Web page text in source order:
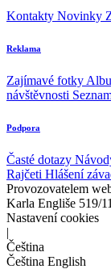
Kontakty Novinky
Reklama
Zajímavé fotky
návštěvnosti
Podpora
Časté dotazy
Rajčeti Hlášení
Provozovatelem
Karla Engliše 519/
Nastavení cookies
|
Čeština
Čeština English